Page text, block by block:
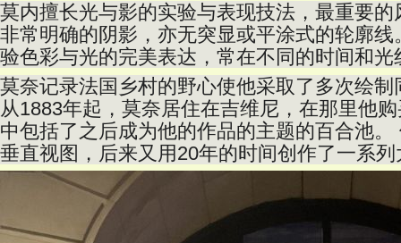
莫内擅长光与影的实验与表现技法，最重要
非常明确的阴影，亦无突显或平涂式的轮廓
验色彩与光的完美表达，常在不同的时间和
莫奈记录法国乡村的野心使他采取了多次绘
从1883年起，莫奈居住在吉维尼，在那里他
中包括了之后成为他的作品的主题的百合池
垂直视图，后来又用20年的时间创作了一系